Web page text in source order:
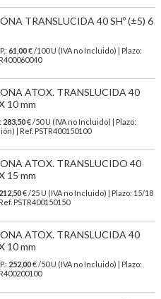
TRANSLUCIDA 40 SHº (±5) 6
61,00€ /100 U (IVA no Incluido) | Plazo:
ATOX. TRANSLUCIDA 40
10 mm
283,50€/50 U (IVA no Incluido)
| Plazo:
| Ref. PSTR400150100
ATOX. TRANSLUCIDO 40
15 mm
212,50€/25 U (IVA no Incluido)
| Plazo: 15/18
PSTR400150150
ATOX. TRANSLUCIDA 40
10 mm
252,00€ /50 U (IVA no Incluido) | Plazo: